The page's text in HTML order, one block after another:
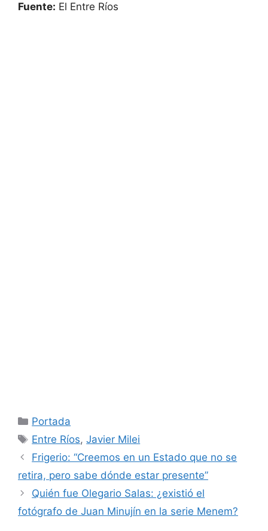
Fuente: El Entre Ríos
Categorías
Portada
Etiquetas
Entre Ríos,Javier Milei
Frigerio: “Creemos en un Estado que no se
retira, pero sabe dónde estar presente”
Quién fue Olegario Salas: ¿existió el
fotógrafo de Juan Minujín en la serie Menem?